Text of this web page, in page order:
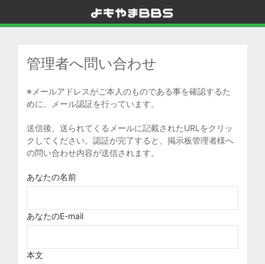
管理者へ問い合わせ
※メールアドレスがご本人のものである事を確認するた
めに、メール認証を行っています。
送信後、送られてくるメールに記載されたURLをクリッ
クしてください。認証が完了すると、掲示板管理者様へ
の問い合わせ内容が送信されます。
あなたの名前
あなたのE-mail
本文